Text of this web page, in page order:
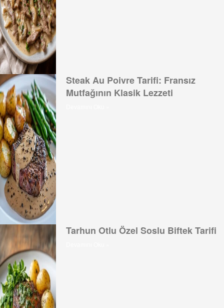
Steak Au Poivre Tarifi: Fransız
Mutfağının Klasik Lezzeti
Tarhun Otlu Özel Soslu Biftek Tarifi